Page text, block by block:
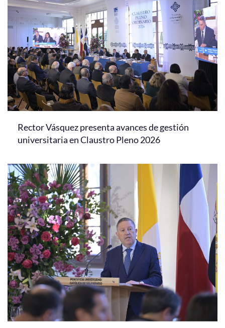
Rector Vásquez presenta avances de gestión
universitaria en Claustro Pleno 2026